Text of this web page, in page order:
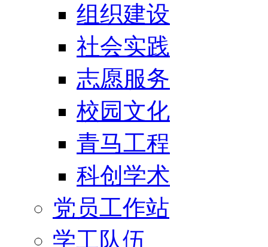
组织建设
社会实践
志愿服务
校园文化
青马工程
科创学术
党员工作站
学工队伍